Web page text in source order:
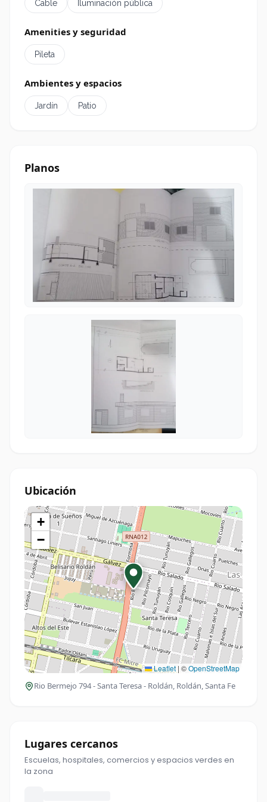
Cable Iluminación pública
Amenities y seguridad
Pileta
Ambientes y espacios
Jardín Patio
Planos
Ubicación
+
−
Leaflet | ©OpenStreetMap
Rio Bermejo 794 - Santa Teresa - Roldán, Roldán, Santa Fe
Lugares cercanos
Escuelas, hospitales, comercios y espacios verdes en
la zona